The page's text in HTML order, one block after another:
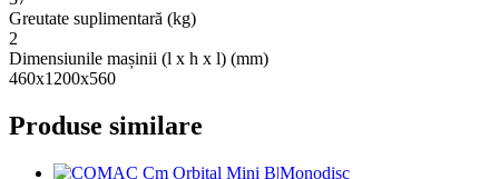
Greutate suplimentară (kg)
2
Dimensiunile mașinii (l x h x l) (mm)
460x1200x560
Produse similare